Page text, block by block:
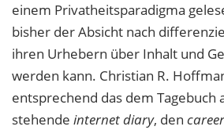
einem Privatheitsparadigma
bisher der Absicht nach
ihren Urhebern über Inhalt und
werden kann. Christian R.
entsprechend das dem Tagebuch
stehende internet diary, den